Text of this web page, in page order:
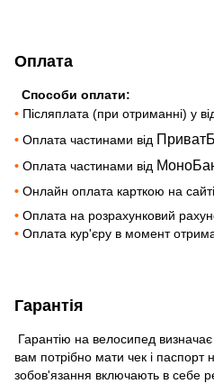
Оплата
Способи оплати:
• Післяплата (при отриманні) у
• Оплата частинами від
• Оплата частинами від
• Онлайн оплата карткою на сайті
• Оплата на розрахунковий
• Оплата кур'єру в момент
Гарантія
Гарантію на велосипед
вам потрібно мати чек і паспорт
зобов'язання включають в себе